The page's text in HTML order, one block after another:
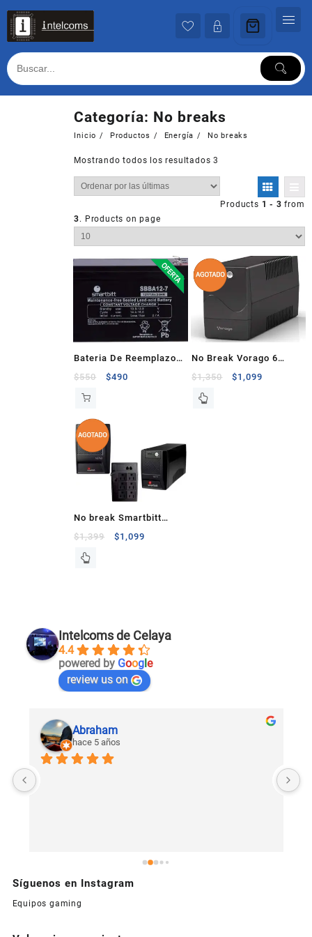
contenido
Categoría: No breaks
Inicio Productos Energía No breaks
Mostrando todos los resultados 3
Products 1 - 3 from
3. Products on page
Bateria De Reemplazo
Para No Break Smartbitt
12V 7AH
$550 $490
No Break Vorago 6
Contactos 800VA 480W
$1,350 $1,099
No break Smartbitt
750Va 6 Contactos
Negro
$1,399 $1,099
Intelcoms de Celaya
4.4
powered by Googl e
review us on
Abraham
hace 5 años
Síguenos en Instagram
Equipos gaming